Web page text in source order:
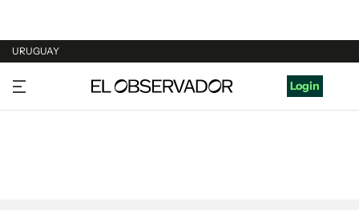
URUGUAY
URUGUAY
ARGENTINA
Login